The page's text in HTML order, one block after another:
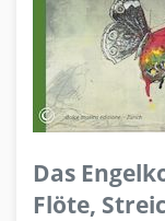
Das
Flöte,